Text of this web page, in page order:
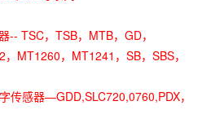
TSC，TSB，MTB，GD，
MT1260，MT1241，SB，SBS，
传感器—GDD,SLC720,0760,PDX，